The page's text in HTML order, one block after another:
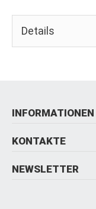
Details
INFORMATIONEN
KONTAKTE
NEWSLETTER